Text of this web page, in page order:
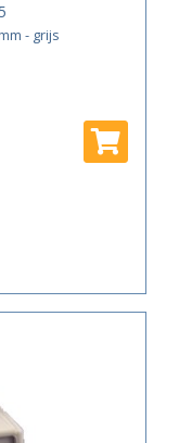
- grijs